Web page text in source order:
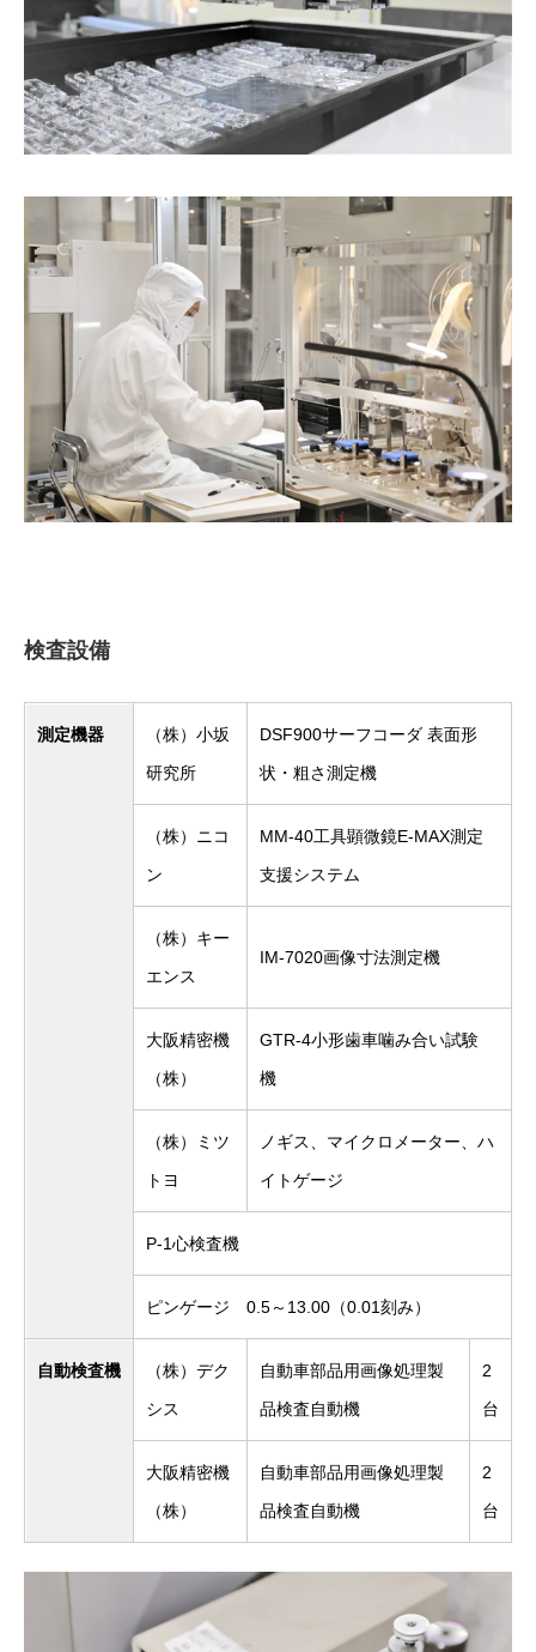
検査設備
測定機器
（株）小坂
研究所
DSF900サーフコーダ 表面形
状・粗さ測定機
（株）ニコ
ン
MM-40工具顕微鏡E-MAX測定
支援システム
（株）キー
エンス
IM-7020画像寸法測定機
大阪精密機
（株）
GTR-4小形歯車噛み合い試験
機
（株）ミツ
トヨ
ノギス、マイクロメーター、ハ
イトゲージ
P-1心検査機
ピンゲージ 0.5～13.00（0.01刻み）
自動検査機
（株）デク
シス
自動車部品用画像処理製
品検査自動機
2
台
大阪精密機
（株）
自動車部品用画像処理製
品検査自動機
2
台